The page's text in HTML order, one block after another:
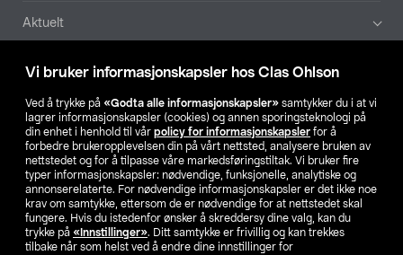
Vi bruker informasjonskapsler hos Clas Ohlson
Ved å trykke på «Godta alle informasjonskapsler» samtykker du i at vi
lagrer informasjonskapsler (cookies) og annen sporingsteknologi på
din enhet i henhold til vår policy for informasjonskapsler for å
forbedre brukeropplevelsen din på vårt nettsted, analysere bruken av
nettstedet og for å tilpasse våre markedsføringstiltak. Vi bruker fire
typer informasjonskapsler: nødvendige, funksjonelle, analytiske og
annonserelaterte. For nødvendige informasjonskapsler er det ikke noe
krav om samtykke, ettersom de er nødvendige for at nettstedet skal
fungere. Hvis du istedenfor ønsker å skreddersy dine valg, kan du
trykke på «Innstillinger». Ditt samtykke er frivillig og kan trekkes
tilbake når som helst ved å endre dine innstillinger for
Aktuelt
Våre selskaper
Finn din butikk
SE NO FI